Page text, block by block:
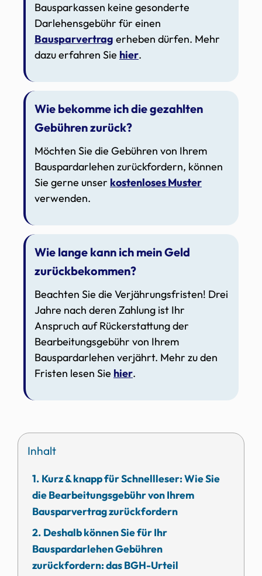
Bausparkassen keine gesonderte
Darlehensgebühr für einen
Bausparvertrag erheben dürfen. Mehr
dazu erfahren Sie hier.
Wie bekomme ich die gezahlten
Gebühren zurück?
Möchten Sie die Gebühren von Ihrem
Bauspardarlehen zurückfordern, können
Sie gerne unser kostenloses Muster
verwenden.
Wie lange kann ich mein Geld
zurückbekommen?
Beachten Sie die Verjährungsfristen! Drei
Jahre nach deren Zahlung ist Ihr
Anspruch auf Rückerstattung der
Bearbeitungsgebühr von Ihrem
Bauspardarlehen verjährt. Mehr zu den
Fristen lesen Sie hier.
Inhalt
Kurz & knapp für Schnellleser: Wie Sie
die Bearbeitungsgebühr von Ihrem
Bausparvertrag zurückfordern
Deshalb können Sie für Ihr
Bauspardarlehen Gebühren
zurückfordern: das BGH-Urteil